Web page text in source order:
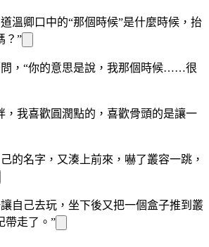
溫卿口中的“那個時候”是什麼時候，抬
？”
問，“你的意思是說，我那個時候……很
，我喜歡圓潤點的，喜歡骨頭的是讓一
的名字，又湊上前來，嚇了叢容一跳，
自己去玩，坐下後又把一個盒子推到叢
帶走了。”